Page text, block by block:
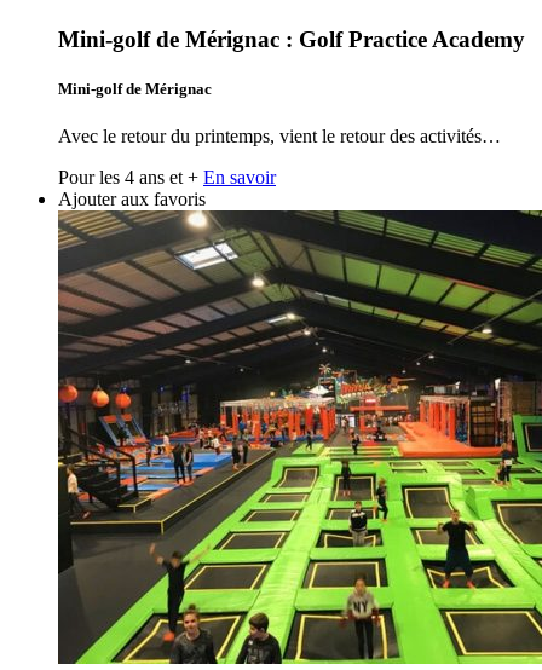
Mini-golf de Mérignac : Golf Practice Academy
Mini-golf de Mérignac
Avec le retour du printemps, vient le retour des activités…
Pour les 4 ans et + En savoir
Ajouter aux favoris